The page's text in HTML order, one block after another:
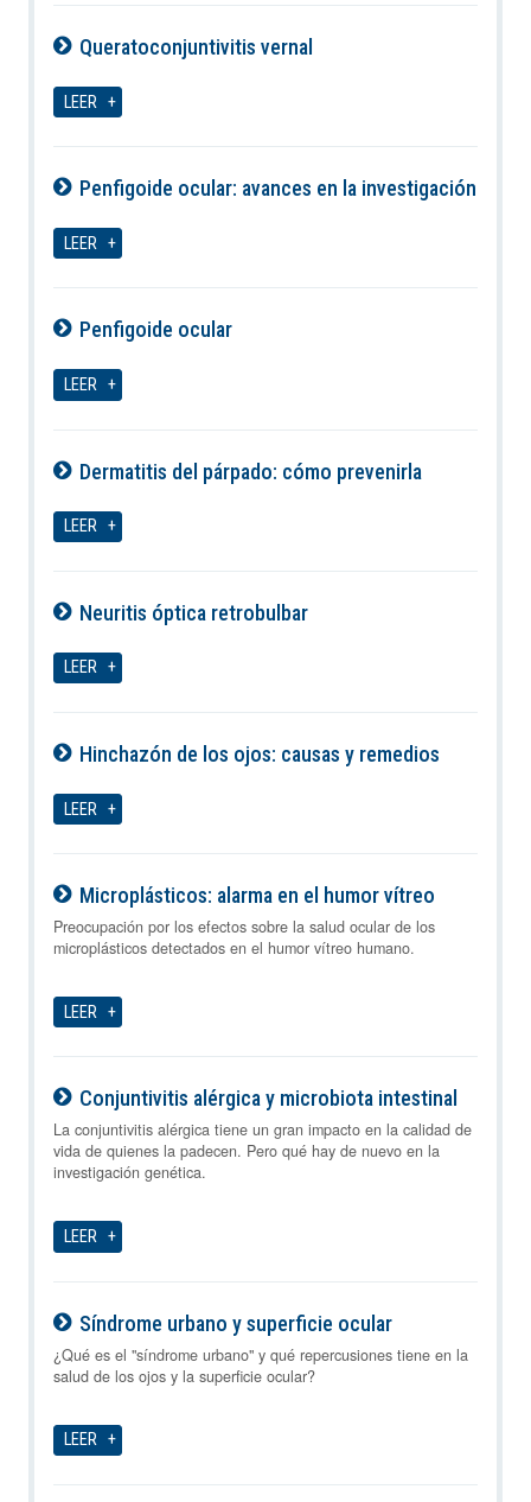
Queratoconjuntivitis vernal
LEER
Penfigoide ocular: avances en la investigación
LEER
Penfigoide ocular
LEER
Dermatitis del párpado: cómo prevenirla
LEER
Neuritis óptica retrobulbar
LEER
Hinchazón de los ojos: causas y remedios
LEER
Microplásticos: alarma en el humor vítreo
07-08-2026
Preocupación por los efectos sobre la salud ocular de los
microplásticos detectados en el humor vítreo humano.
LEER
Conjuntivitis alérgica y microbiota intestinal
07-08-2026
La conjuntivitis alérgica tiene un gran impacto en la calidad de
vida de quienes la padecen. Pero qué hay de nuevo en la
investigación genética.
LEER
Síndrome urbano y superficie ocular
07-08-2026
¿Qué es el "síndrome urbano" y qué repercusiones tiene en la
salud de los ojos y la superficie ocular?
LEER